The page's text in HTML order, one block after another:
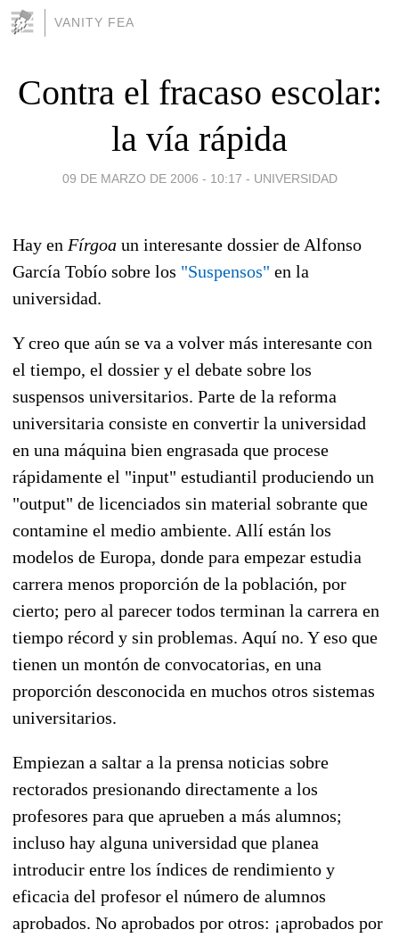
VANITY FEA
Contra el fracaso escolar:
la vía rápida
09 DE MARZO DE 2006 - 10:17 - UNIVERSIDAD
Hay en Fírgoa un interesante dossier de Alfonso
García Tobío sobre los "Suspensos" en la
universidad.
Y creo que aún se va a volver más interesante con
el tiempo, el dossier y el debate sobre los
suspensos universitarios. Parte de la reforma
universitaria consiste en convertir la universidad
en una máquina bien engrasada que procese
rápidamente el "input" estudiantil produciendo un
"output" de licenciados sin material sobrante que
contamine el medio ambiente. Allí están los
modelos de Europa, donde para empezar estudia
carrera menos proporción de la población, por
cierto; pero al parecer todos terminan la carrera en
tiempo récord y sin problemas. Aquí no. Y eso que
tienen un montón de convocatorias, en una
proporción desconocida en muchos otros sistemas
universitarios.
Empiezan a saltar a la prensa noticias sobre
rectorados presionando directamente a los
profesores para que aprueben a más alumnos;
incluso hay alguna universidad que planea
introducir entre los índices de rendimiento y
eficacia del profesor el número de alumnos
aprobados. No aprobados por otros: ¡aprobados por